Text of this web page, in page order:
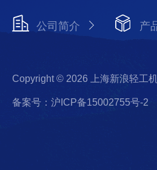
公司简介 产
Copyright © 2026 上海新浪轻工
备案号：沪ICP备15002755号-2